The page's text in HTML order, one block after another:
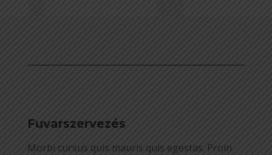
Fuvarszervezés
Morbi cursus quis mauris quis egestas. Proin